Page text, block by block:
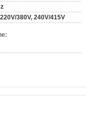
380V, 240V/415V